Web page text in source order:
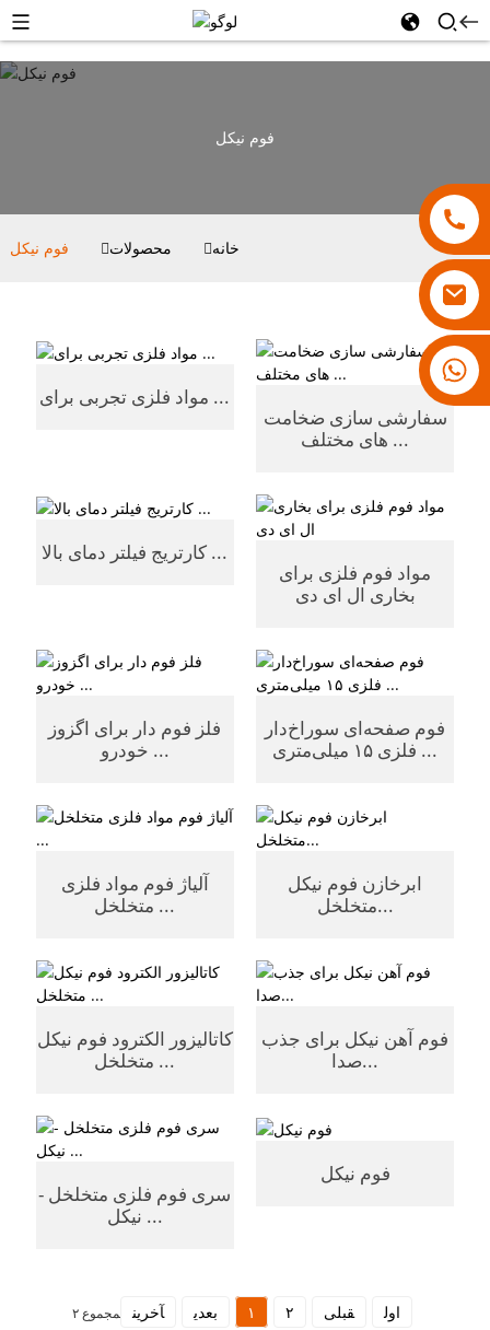
۱۸۰۰۷۹۲۸۸۳۱
فوم نیکل
خانه محصولات فوم نیکل
مواد فلزی تجربی برای ...
سفارشی سازی ضخامت
های مختلف ...
کارتریج فیلتر دمای بالا ...
مواد فوم فلزی برای
بخاری ال ای دی
فلز فوم دار برای اگزوز
خودرو ...
فوم صفحه‌ای سوراخ‌دار
فلزی ۱۵ میلی‌متری ...
آلیاژ فوم مواد فلزی
متخلخل ...
ابرخازن فوم نیکل
متخلخل...
کاتالیزور الکترود فوم نیکل
متخلخل ...
فوم آهن نیکل برای جذب
صدا...
سری فوم فلزی متخلخل -
نیکل ...
فوم نیکل
اول قبلی ۱ ۲ بعدی آخرین مجموع ۲